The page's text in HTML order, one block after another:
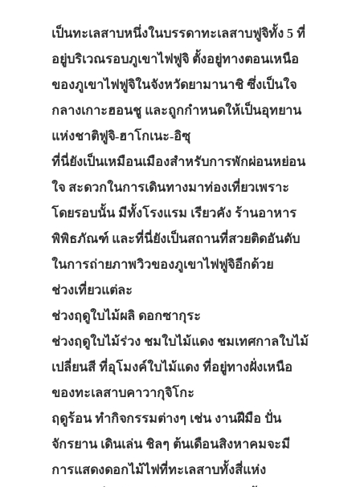
เป็นทะเลสาบหนึ่งในบรรดาทะเลสาบฟูจิทั้ง 5 ที่
อยู่บริเวณรอบภูเขาไฟฟูจิ ตั้งอยู่ทางตอนเหนือ
ของภูเขาไฟฟูจิในจังหวัดยามานาชิ ซึ่งเป็นใจ
กลางเกาะฮอนชู และถูกกำหนดให้เป็นอุทยาน
แห่งชาติฟูจิ-ฮาโกเนะ-อิซุ
ที่นี่ยังเป็นเหมือนเมืองสำหรับการพักผ่อนหย่อน
ใจ สะดวกในการเดินทางมาท่องเที่ยวเพราะ
โดยรอบนั้น มีทั้งโรงแรม เรียวคัง ร้านอาหาร
พิพิธภัณฑ์ และที่นี่ยังเป็นสถานที่สวยติดอันดับ
ในการถ่ายภาพวิวของภูเขาไฟฟูจิอีกด้วย
ช่วงเที่ยวแต่ละ
ช่วงฤดูใบไม้ผลิ ดอกซากุระ
ช่วงฤดูใบไม้ร่วง ชมใบไม้แดง ชมเทศกาลใบไม้
เปลี่ยนสี ที่อุโมงค์ใบไม้แดง ที่อยู่ทางฝั่งเหนือ
ของทะเลสาบคาวากุจิโกะ
ฤดูร้อน ทำกิจกรรมต่างๆ เช่น งานฝีมือ ปั่น
จักรยาน เดินเล่น ชิลๆ ต้นเดือนสิงหาคมจะมี
การแสดงดอกไม้ไฟที่ทะเลสาบทั้งสี่แห่ง